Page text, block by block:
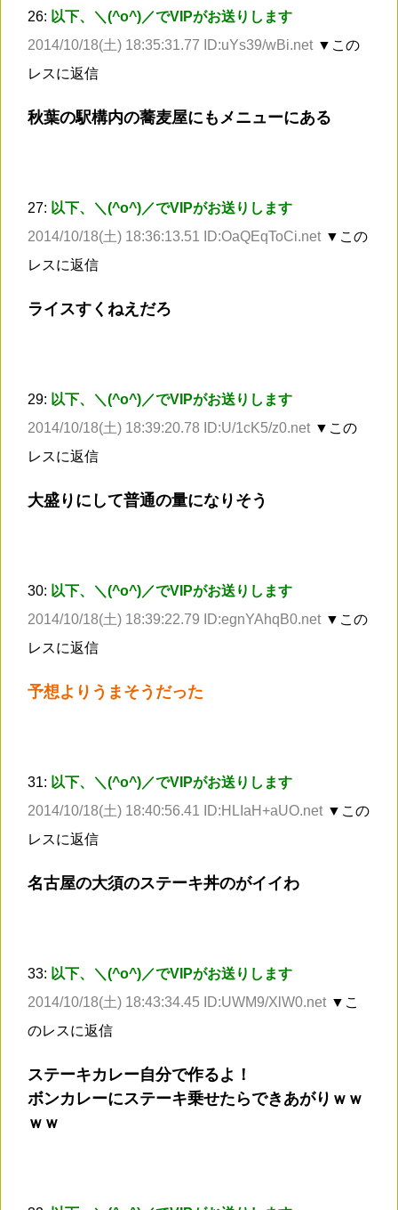
26: 以下、＼(^o^)／でVIPがお送りします
2014/10/18(土) 18:35:31.77 ID:uYs39/wBi.net ▼この
レスに返信
秋葉の駅構内の蕎麦屋にもメニューにある
27: 以下、＼(^o^)／でVIPがお送りします
2014/10/18(土) 18:36:13.51 ID:OaQEqToCi.net ▼この
レスに返信
ライスすくねえだろ
29: 以下、＼(^o^)／でVIPがお送りします
2014/10/18(土) 18:39:20.78 ID:U/1cK5/z0.net ▼この
レスに返信
大盛りにして普通の量になりそう
30: 以下、＼(^o^)／でVIPがお送りします
2014/10/18(土) 18:39:22.79 ID:egnYAhqB0.net ▼この
レスに返信
予想よりうまそうだった
31: 以下、＼(^o^)／でVIPがお送りします
2014/10/18(土) 18:40:56.41 ID:HLIaH+aUO.net ▼この
レスに返信
名古屋の大須のステーキ丼のがイイわ
33: 以下、＼(^o^)／でVIPがお送りします
2014/10/18(土) 18:43:34.45 ID:UWM9/XlW0.net ▼こ
のレスに返信
ステーキカレー自分で作るよ！
ボンカレーにステーキ乗せたらできあがりｗｗ
ｗｗ